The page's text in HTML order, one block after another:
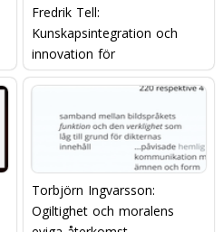
Fredrik Tell:
Kunskapsintegration och
innovation för
konkurrenskraft
Torbjörn Ingvarsson:
Ogiltighet och moralens